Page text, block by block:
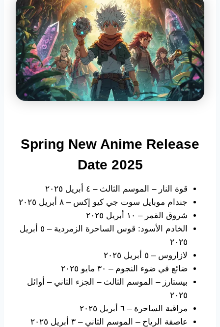
Spring New Anime Release
Date 2025
قوة النار – الموسم الثالث – ٤ أبريل ٢٠٢٥
جندام موبايل سوت جي كيو إكس – ٨ أبريل ٢٠٢٥
شروق القمر – ١٠ أبريل ٢٠٢٥
الخادم الأسود: قوس الساحرة الزمردية – ٥ أبريل
٢٠٢٥
لازاروس – ٥ أبريل ٢٠٢٥
ضائع في ضوء النجوم – ٣٠ مايو ٢٠٢٥
بيستارز – الموسم الثالث – الجزء الثاني – أوائل
٢٠٢٥
مراقبة الساحرة – ٦ أبريل ٢٠٢٥
عاصفة الرياح – الموسم الثاني – ٣ أبريل ٢٠٢٥